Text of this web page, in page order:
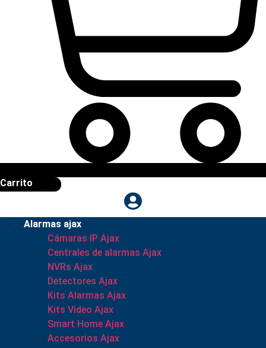
Carrito
Alarmas ajax
Cámaras IP Ajax
Centrales de alarmas Ajax
NVRs Ajax
Detectores Ajax
Kits Alarmas Ajax
Kits Video Ajax
Smart Home Ajax
Accesorios Ajax